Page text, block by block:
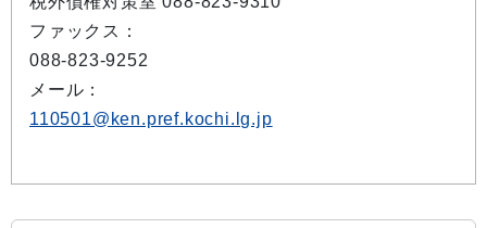
ファックス：
088-823-9252
メール：
110501@ken.pref.kochi.lg.jp